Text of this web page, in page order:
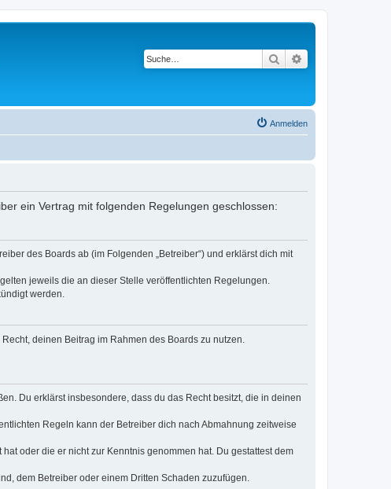
Suche
Anmelden
ein Vertrag mit folgenden Regelungen geschlossen:
des Boards ab (im Folgenden „Betreiber“) und erklärst dich mit
jeweils die an dieser Stelle veröffentlichten Regelungen.
werden.
deinen Beitrag im Rahmen des Boards zu nutzen.
Du erklärst insbesondere, dass du das Recht besitzt, die in deinen
Regeln kann der Betreiber dich nach Abmahnung zeitweise
oder die er nicht zur Kenntnis genommen hat. Du gestattest dem
dem Betreiber oder einem Dritten Schaden zuzufügen.